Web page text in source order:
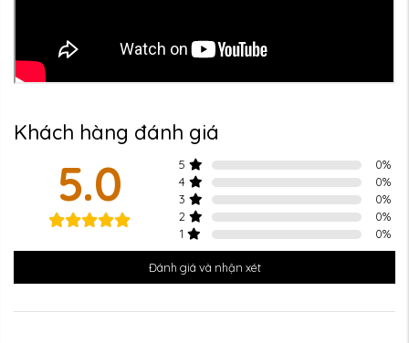
Khách hàng đánh giá
5.0 5 0%
4
0%
3
0%
2
0%
1
0%
Đánh giá và nhận xét